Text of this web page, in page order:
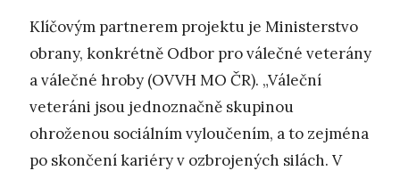
Klíčovým partnerem projektu je Ministerstvo
obrany, konkrétně Odbor pro válečné veterány
a válečné hroby (OVVH MO ČR). „Váleční
veteráni jsou jednoznačně skupinou
ohroženou sociálním vyloučením, a to zejména
po skončení kariéry v ozbrojených silách. V